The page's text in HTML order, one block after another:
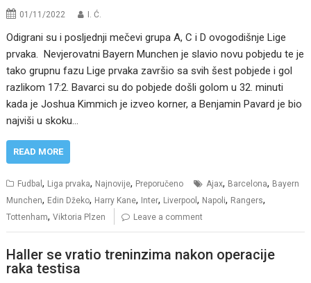
01/11/2022 I. Ć.
Odigrani su i posljednji mečevi grupa A, C i D ovogodišnje Lige
prvaka. Nevjerovatni Bayern Munchen je slavio novu pobjedu te je
tako grupnu fazu Lige prvaka završio sa svih šest pobjede i gol
razlikom 17:2. Bavarci su do pobjede došli golom u 32. minuti
kada je Joshua Kimmich je izveo korner, a Benjamin Pavard je bio
najviši u skoku…
READ MORE
Fudbal, Liga prvaka, Najnovije, Preporučeno Ajax, Barcelona, Bayern
Munchen, Edin Džeko, Harry Kane, Inter, Liverpool, Napoli, Rangers,
Tottenham,Viktoria Plzen Leave a comment
Haller se vratio treninzima nakon operacije
raka testisa